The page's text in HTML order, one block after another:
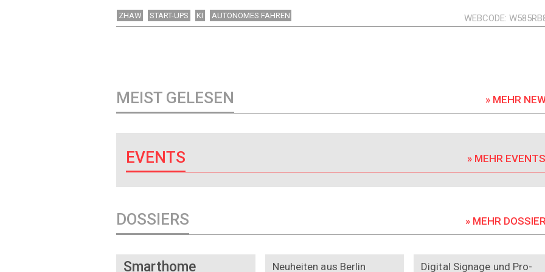
ZHAW START-UPS KI AUTONOMES FAHREN WEBCODE
MEIST GELESEN » MEHR
EVENTS » MEHR EVENTS
DOSSIERS » MEHR
Smarthome Neuheiten aus Berlin Digital Signage und Pro-